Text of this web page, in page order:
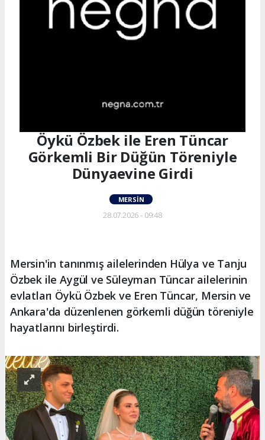
Öykü Özbek ile Eren Tüncar
Görkemli Bir Düğün Töreniyle
Dünyaevine Girdi
MERSIN
28.07.2026 - 09:48
Mersin'in tanınmış ailelerinden Hülya ve Tanju
Özbek ile Aygül ve Süleyman Tüncar ailelerinin
evlatları Öykü Özbek ve Eren Tüncar, Mersin ve
Ankara'da düzenlenen görkemli düğün töreniyle
hayatlarını birleştirdi.